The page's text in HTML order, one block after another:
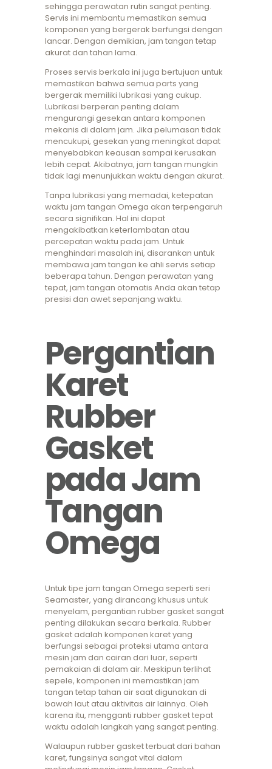
sehingga perawatan rutin sangat penting.
Servis ini membantu memastikan semua
komponen yang bergerak berfungsi dengan
lancar. Dengan demikian, jam tangan tetap
akurat dan tahan lama.
Proses servis berkala ini juga bertujuan untuk
memastikan bahwa semua parts yang
bergerak memiliki lubrikasi yang cukup.
Lubrikasi berperan penting dalam
mengurangi gesekan antara komponen
mekanis di dalam jam. Jika pelumasan tidak
mencukupi, gesekan yang meningkat dapat
menyebabkan keausan sampai kerusakan
lebih cepat. Akibatnya, jam tangan mungkin
tidak lagi menunjukkan waktu dengan akurat.
Tanpa lubrikasi yang memadai, ketepatan
waktu jam tangan Omega akan terpengaruh
secara signifikan. Hal ini dapat
mengakibatkan keterlambatan atau
percepatan waktu pada jam. Untuk
menghindari masalah ini, disarankan untuk
membawa jam tangan ke ahli servis setiap
beberapa tahun. Dengan perawatan yang
tepat, jam tangan otomatis Anda akan tetap
presisi dan awet sepanjang waktu.
Pergantian
Karet
Rubber
Gasket
pada Jam
Tangan
Omega
Untuk tipe jam tangan Omega seperti seri
Seamaster, yang dirancang khusus untuk
menyelam, pergantian rubber gasket sangat
penting dilakukan secara berkala. Rubber
gasket adalah komponen karet yang
berfungsi sebagai proteksi utama antara
mesin jam dan cairan dari luar, seperti
pemakaian di dalam air. Meskipun terlihat
sepele, komponen ini memastikan jam
tangan tetap tahan air saat digunakan di
bawah laut atau aktivitas air lainnya. Oleh
karena itu, mengganti rubber gasket tepat
waktu adalah langkah yang sangat penting.
Walaupun rubber gasket terbuat dari bahan
karet, fungsinya sangat vital dalam